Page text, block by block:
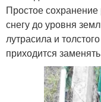
Простое
снегу до уровня
лутрасила и
приходится